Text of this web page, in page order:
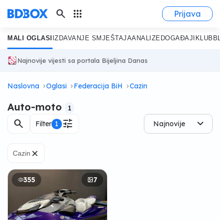
search apps Prijava
MALI OGLASI IZDAVANJE SMJEŠTAJAANALIZE DOGAĐAJI KLUB
Najnovije vijesti sa portala Bijeljina Danas
Naslovna Oglasi Federacija BiH Cazin
Auto-moto 1
search Filter 1 tune Najnovije
Cazin ×
355 7